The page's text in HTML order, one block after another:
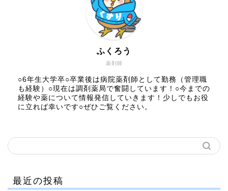
薬剤師
ふくろう
○6年生大学卒○卒業後は病院薬剤師として勤務（管理職
も経験）○現在は調剤薬局で奮闘しています！○今までの
経験や薬について情報発信していきます！少しでもお役
に立れば幸いです○ぜひご覧ください。
最近の投稿